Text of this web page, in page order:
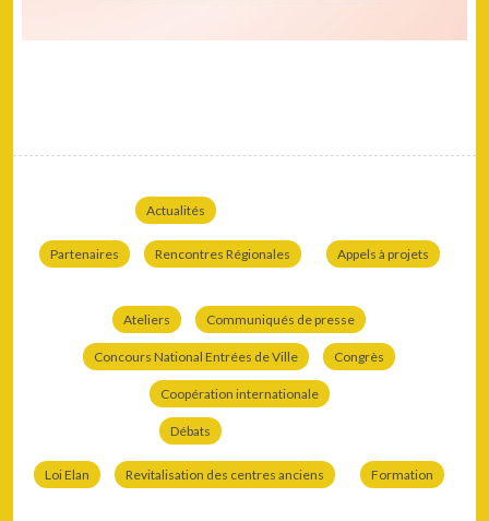
Actualités
Partenaires Rencontres Régionales Appels à projets
Ateliers Communiqués de presse
Concours National Entrées de Ville Congrès
Coopération internationale
Débats
Loi Elan Revitalisation des centres anciens Formation